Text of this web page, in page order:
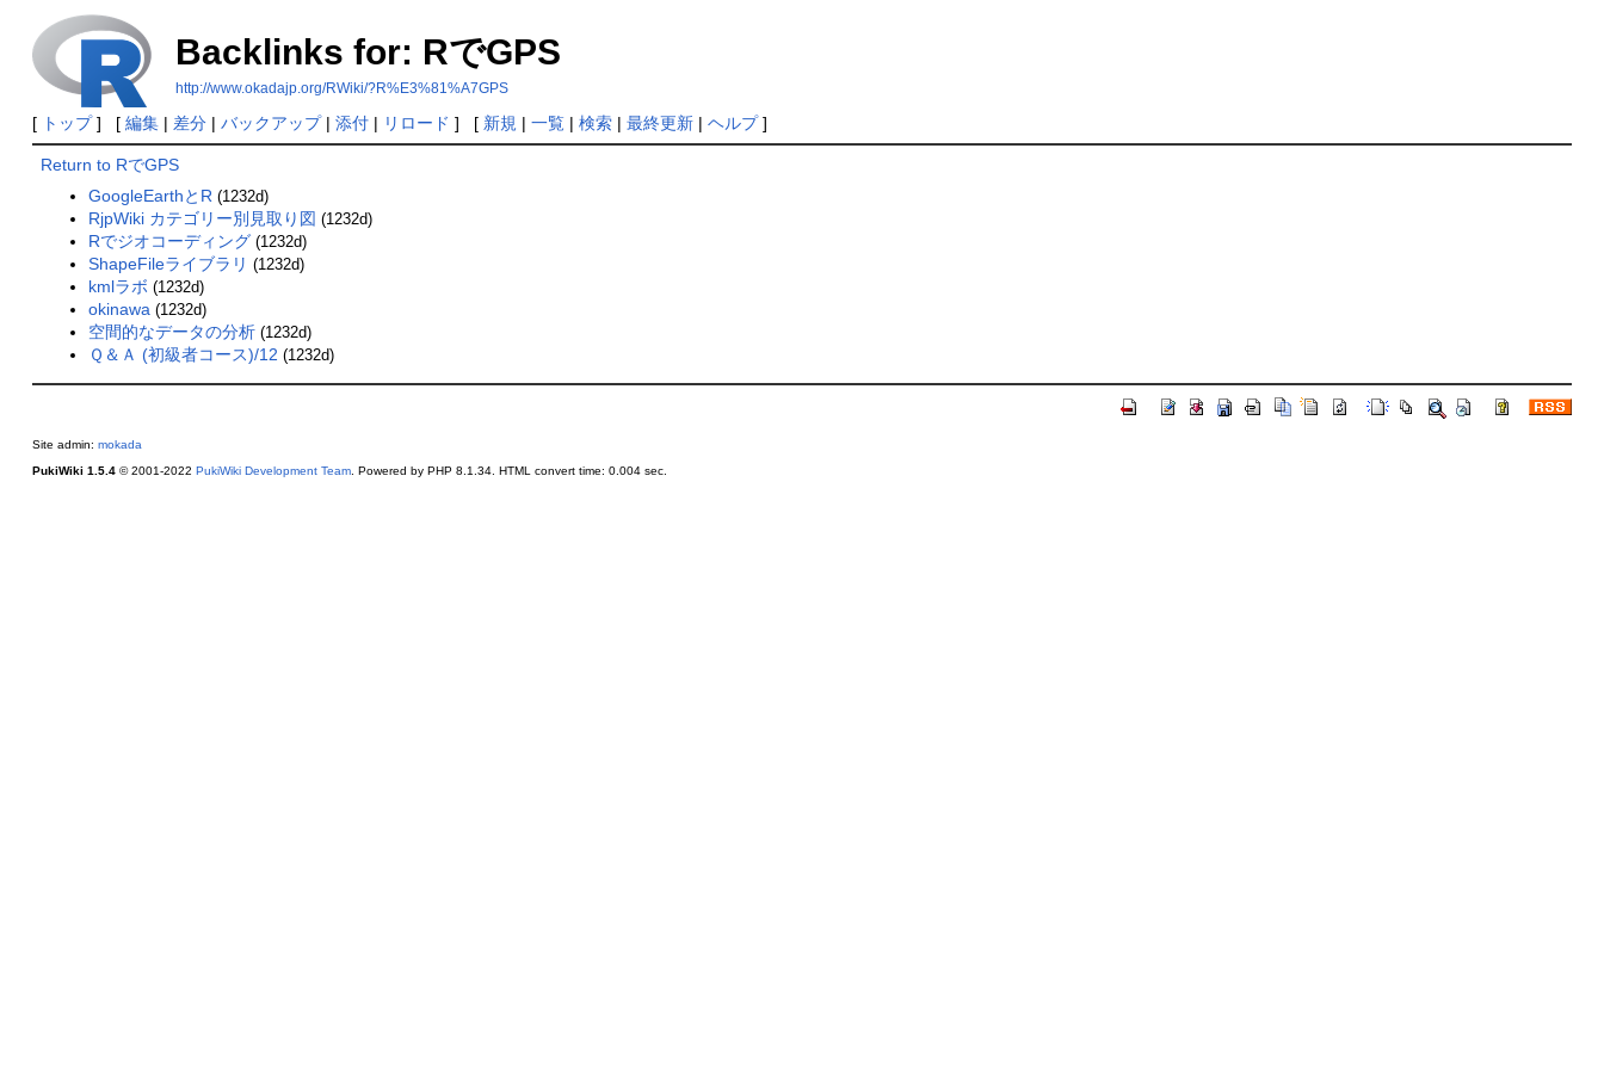
Backlinks for: RでGPS
http://www.okadajp.org/RWiki/?R%E3%81%A7GPS
[ トップ] [ 編集| 差分| バックアップ| 添付| リロード ] [ 新規 | 一覧| 検索| 最終更新| ヘルプ]
Return to RでGPS
GoogleEarthとR (1232d)
RjpWiki カテゴリー別見取り図 (1232d)
Rでジオコーディング (1232d)
ShapeFileライブラリ (1232d)
kmlラボ (1232d)
okinawa (1232d)
空間的なデータの分析 (1232d)
Ｑ＆Ａ (初級者コース)/12 (1232d)
Site admin: mokada
PukiWiki 1.5.4© 2001-2022 PukiWiki Development Team. Powered by PHP 8.1.34. HTML convert time: 0.004 sec.